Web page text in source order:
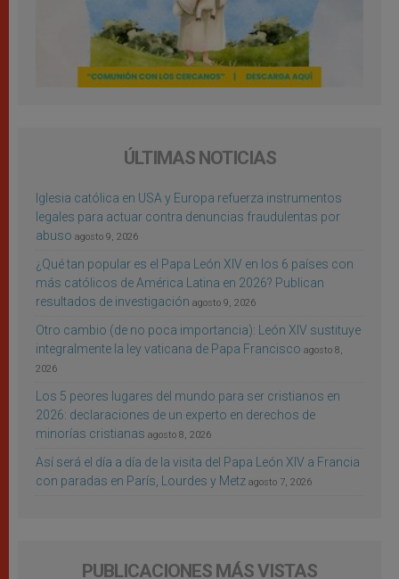
ÚLTIMAS NOTICIAS
Iglesia católica en USA y Europa refuerza instrumentos
legales para actuar contra denuncias fraudulentas por
abuso agosto 9, 2026
¿Qué tan popular es el Papa León XIV en los 6 países con
más católicos de América Latina en 2026? Publican
resultados de investigación agosto 9, 2026
Otro cambio (de no poca importancia): León XIV sustituye
integralmente la ley vaticana de Papa Francisco agosto 8,
2026
Los 5 peores lugares del mundo para ser cristianos en
2026: declaraciones de un experto en derechos de
minorías cristianas agosto 8, 2026
Así será el día a día de la visita del Papa León XIV a Francia
con paradas en París, Lourdes y Metz agosto 7, 2026
PUBLICACIONES MÁS VISTAS